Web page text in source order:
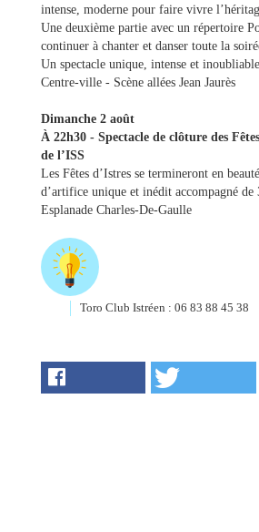
intense, moderne pour faire vivre
Une deuxième partie avec un répertoire
continuer à chanter et danser toute la
Un spectacle unique, intense et
Centre-ville - Scène allées Jean Jaurès
Dimanche 2 août
À 22h30 - Spectacle de clôture des
de l’ISS
Les Fêtes d’Istres se termineront en
d’artifice unique et inédit accompagné de
Esplanade Charles-De-Gaulle
Toro Club Istréen : 06 83 88 45 38